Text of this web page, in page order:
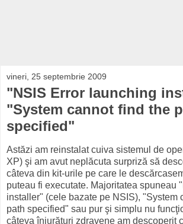
vineri, 25 septembrie 2009
"NSIS Error launching
"System cannot find the
specified"
Astăzi am reinstalat cuiva sistemul de
XP) şi am avut neplăcuta surpriză să
câteva din kit-urile pe care le
puteau fi executate. Majoritatea spuneau
installer" (cele bazate pe NSIS), "System
path specified" sau pur şi simplu nu
câteva înjurături zdravene am descoperit